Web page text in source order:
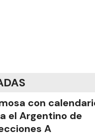
con
el Argentino de
A